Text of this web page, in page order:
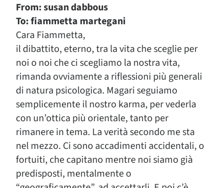
From: susan dabbous
To: fiammetta martegani
Cara Fiammetta,
il dibattito, eterno, tra la vita che sceglie per
noi o noi che ci scegliamo la nostra vita,
rimanda ovviamente a riflessioni più generali
di natura psicologica. Magari seguiamo
semplicemente il nostro karma, per vederla
con un’ottica più orientale, tanto per
rimanere in tema. La verità secondo me sta
nel mezzo. Ci sono accadimenti accidentali, o
fortuiti, che capitano mentre noi siamo già
predisposti, mentalmente o